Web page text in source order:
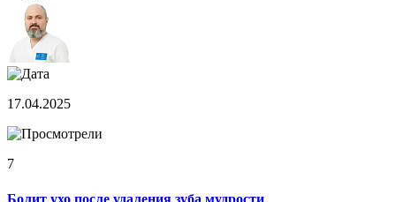
17.04.2025
7
Болит ухо после удаления зуба мудрости